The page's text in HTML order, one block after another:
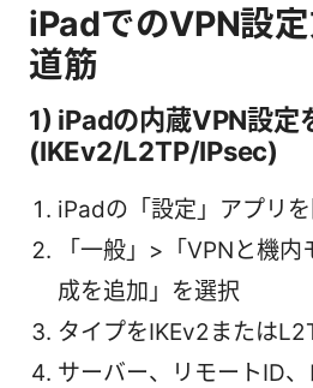
iPadでのVPN設
道筋
1) iPadの内蔵VPN設定
(IKEv2/L2TP/IPsec)
iPadの「設定」アプリを
「一般」>「VPNと機
成を追加」を選択
タイプをIKEv2または
サーバー、リモートID